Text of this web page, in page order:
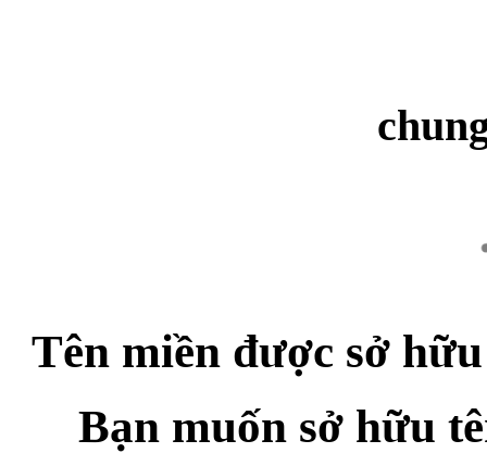
Tên miền được sở
Bạn muốn sở hữu